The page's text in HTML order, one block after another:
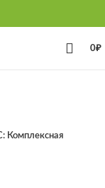
0₽
Комплексная